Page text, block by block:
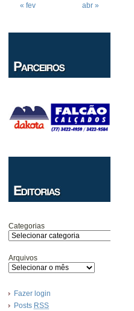
« fev abr »
Categorias
Arquivos
Fazer login
Posts RSS